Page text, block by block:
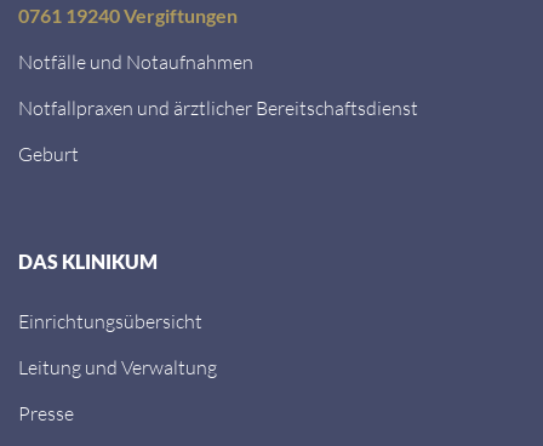
0761 19240 Vergiftungen
Notfälle und Notaufnahmen
Notfallpraxen und ärztlicher Bereitschaftsdienst
Geburt
DAS KLINIKUM
Einrichtungsübersicht
Leitung und Verwaltung
Presse